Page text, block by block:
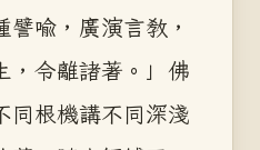
喻，廣演言教，
，令離諸著。」佛
同根機講不同深淺